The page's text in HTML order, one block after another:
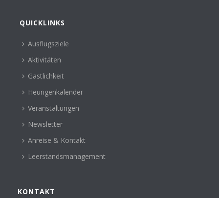
QUICKLINKS
Ausflugsziele
Aktivitäten
Gastlichkeit
Heurigenkalender
Veranstaltungen
Newsletter
Anreise & Kontakt
Leerstandsmanagement
KONTAKT